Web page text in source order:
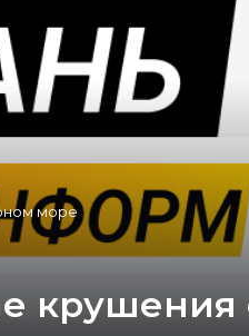
море
крушения